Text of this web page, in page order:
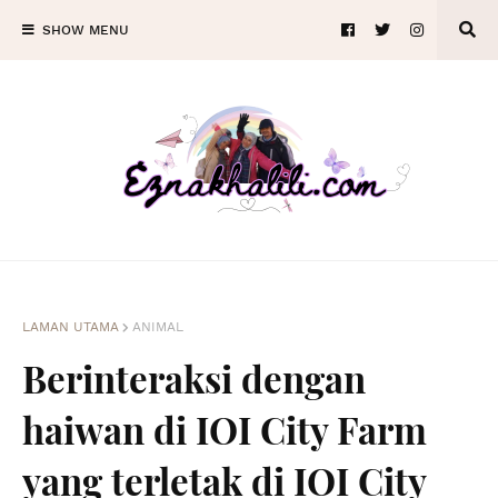
SHOW MENU
LAMAN UTAMA ANIMAL
Berinteraksi dengan
haiwan di IOI City Farm
yang terletak di IOI City